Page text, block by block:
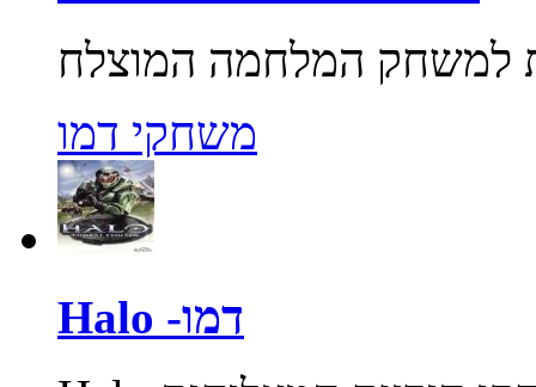
משחקי דמו
Halo -דמו